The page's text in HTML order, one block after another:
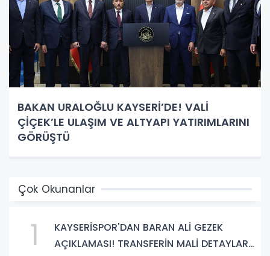
BAKAN URALOĞLU KAYSERİ’DE! VALİ
ÇİÇEK’LE ULAŞIM VE ALTYAPI YATIRIMLARINI
GÖRÜŞTÜ
Çok Okunanlar
1
KAYSERİSPOR'DAN BARAN ALİ GEZEK
AÇIKLAMASI! TRANSFERİN MALİ DETAYLARI